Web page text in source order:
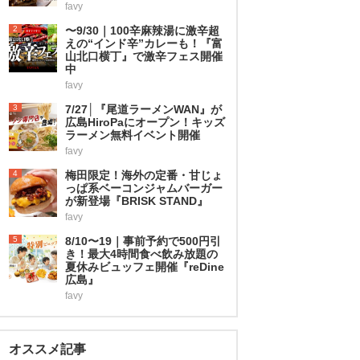
favy
2
〜9/30｜100辛麻辣湯に激辛超
えの“インド辛”カレーも！『富
山北口横丁』で激辛フェス開催
中
favy
3
7/27│『尾道ラーメンWAN』が
広島HiroPaにオープン！キッズ
ラーメン無料イベント開催
favy
4
梅田限定！海外の定番・甘じょ
っぱ系ベーコンジャムバーガー
が新登場『BRISK STAND』
favy
5
8/10〜19｜事前予約で500円引
き！最大4時間食べ飲み放題の
夏休みビュッフェ開催『reDine
広島』
favy
オススメ記事